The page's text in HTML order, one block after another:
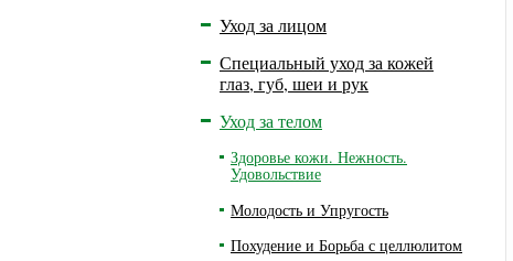
Уход за лицом
Специальный уход за кожей
глаз, губ, шеи и рук
Уход за телом
Здоровье кожи. Нежность.
Удовольствие
Молодость и Упругость
Похудение и Борьба с целлюлитом